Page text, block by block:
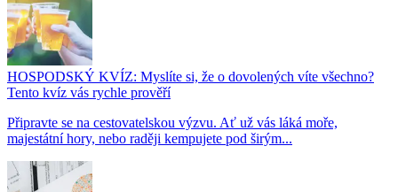
HOSPODSKÝ KVÍZ: Myslíte si, že o dovolených víte všechno?
Tento kvíz vás rychle prověří
Připravte se na cestovatelskou výzvu. Ať už vás láká moře,
majestátní hory, nebo raději kempujete pod širým...